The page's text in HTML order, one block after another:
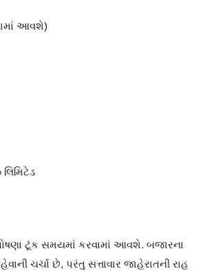
આવશે)
ટૂંક સમયમાં કરવામાં આવશે. બજારના
ચર્ચા છે, પરંતુ સત્તાવાર જાહેરાતની રાહ